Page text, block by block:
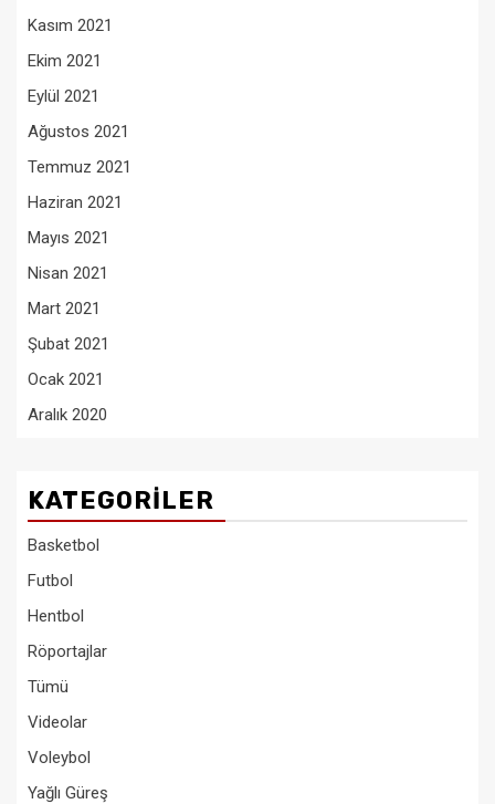
Kasım 2021
Ekim 2021
Eylül 2021
Ağustos 2021
Temmuz 2021
Haziran 2021
Mayıs 2021
Nisan 2021
Mart 2021
Şubat 2021
Ocak 2021
Aralık 2020
KATEGORILER
Basketbol
Futbol
Hentbol
Röportajlar
Tümü
Videolar
Voleybol
Yağlı Güreş